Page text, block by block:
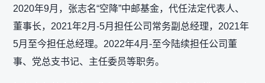
2020年9月，张志名“空降”中邮基金，代任法定代表人、
董事长，2021年2月-5月担任公司常务副总经理，2021年
5月至今担任总经理。2022年4月-至今陆续担任公司董
事、党总支书记、主任委员等职务。